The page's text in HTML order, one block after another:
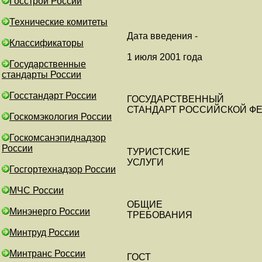
Технические комитеты
Классификаторы
Государственные
стандарты России
Госстандарт России
Госкомэкология России
Госкомсанэпиднадзор
России
Госгортехнадзор России
МЧС России
Минэнерго России
Минтруд России
Минтранс России
Дата введения -
1 июля 2001 года
ГОСУДАРСТВЕННЫЙ
СТАНДАРТ РОССИЙСКОЙ
ТУРИСТСКИЕ
УСЛУГИ
ОБЩИЕ
ТРЕБОВАНИЯ
ГОСТ